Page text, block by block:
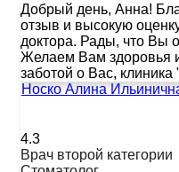
Добрый день, Анна!
отзыв и высокую
доктора. Рады, что Вы
Желаем Вам здоровья
заботой о Вас,
Носко Алина
4.3
Врач второй категории